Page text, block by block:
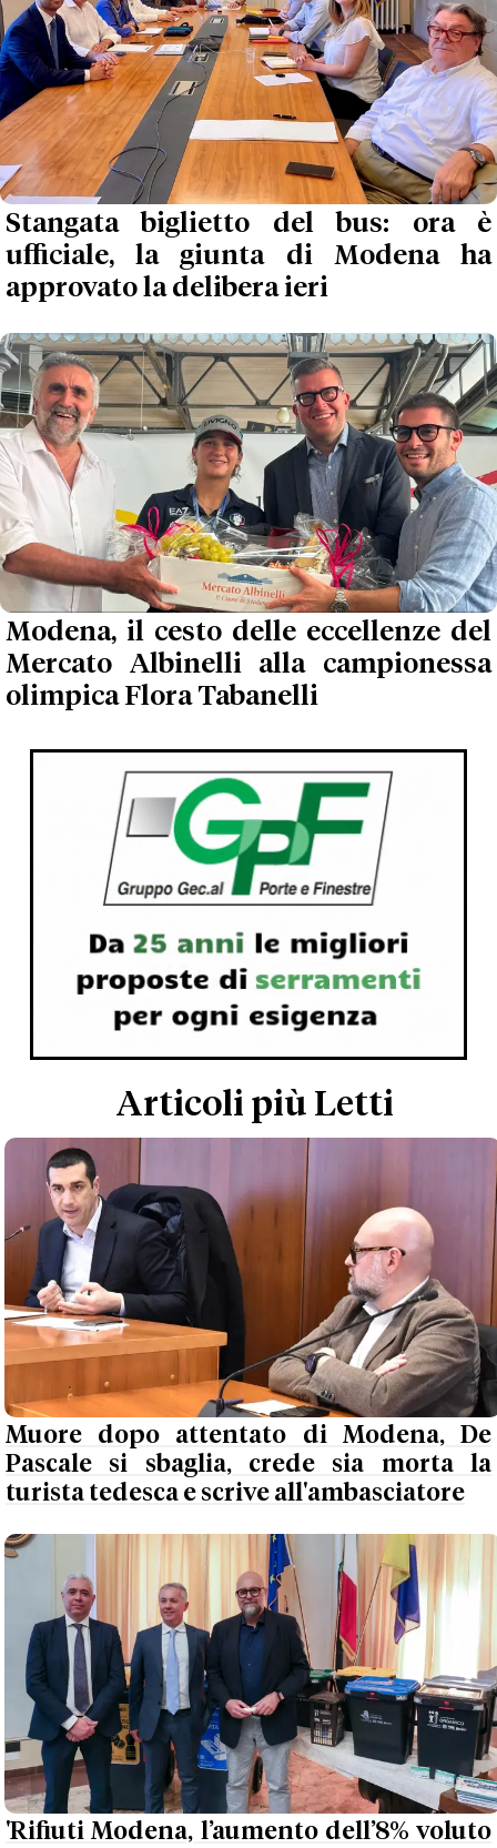
Stangata biglietto del bus: ora è
ufficiale, la giunta di Modena ha
approvato la delibera ieri
Modena, il cesto delle eccellenze del
Mercato Albinelli alla campionessa
olimpica Flora Tabanelli
Articoli più Letti
Muore dopo attentato di Modena, De
Pascale si sbaglia, crede sia morta la
turista tedesca e scrive all'ambasciatore
'Rifiuti Modena, l’aumento dell’8% voluto